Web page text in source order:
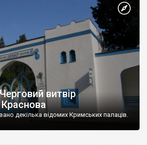
витвір
Краснова
декілька відомих Кримських палаців.